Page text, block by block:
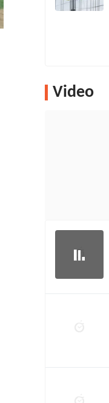
Video